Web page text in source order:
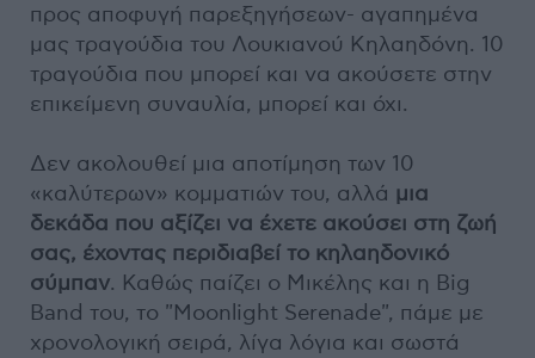
προς αποφυγή παρεξηγήσεων- αγαπημένα
μας τραγούδια του Λουκιανού Κηλαηδόνη. 10
τραγούδια που μπορεί και να ακούσετε στην
επικείμενη συναυλία, μπορεί και όχι.
Δεν ακολουθεί μια αποτίμηση των 10
«καλύτερων» κομματιών του, αλλά μια
δεκάδα που αξίζει να έχετε ακούσει στη ζωή
σας, έχοντας περιδιαβεί το κηλαηδονικό
σύμπαν. Καθώς παίζει ο Μικέλης και η Big
Band του, το "Moonlight Serenade", πάμε με
χρονολογική σειρά, λίγα λόγια και σωστά